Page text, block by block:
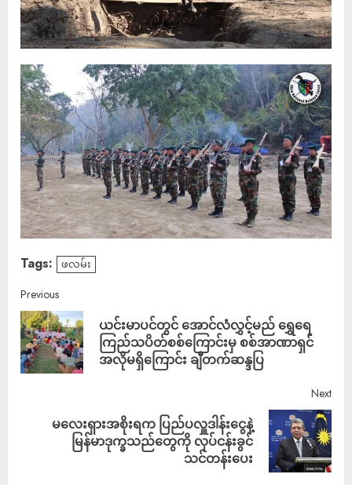
Tags: ဖလမ်း
Previous
ယင်းမာပင်တွင် အောင်လံလွှင့်မည် ရွှေရေ
ကြည်သပိတ်စစ်ကြောင်းမှ စစ်အာဏာရှင်
အလိုမရှိကြောင်း ချီတက်ဆန္ဒပြ
Next
မလေးရှားအစိုးရက ပြည်ပလှူဒါန်းငွေနဲ့
မြန်မာဒုက္ခသည်တွေကို လုပ်ငန်းခွင်
သင်တန်းပေး